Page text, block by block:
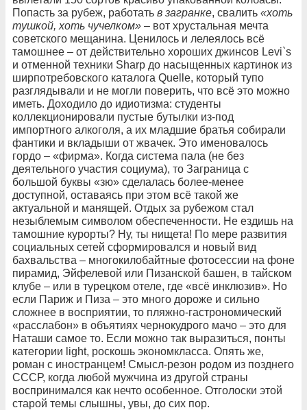
Попасть за рубеж, работать в загранке, свалить «хоть
тушкой, хоть чучелком» – вот хрустальная мечта
советского мещанина. Ценилось и лелеялось всё
тамошнее – от действительно хороших джинсов Levi`s
и отменной техники Sharp до насыщенных картинок из
ширпотребовского каталога Quelle, который тупо
разглядывали и не могли поверить, что всё это можно
иметь. Доходило до идиотизма: студенты
коллекционировали пустые бутылки из-под
импортного алкоголя, а их младшие братья собирали
фантики и вкладыши от жвачек. Это именовалось
гордо – «фирма». Когда система пала (не без
деятельного участия социума), то Заграница с
большой буквы «зю» сделалась более-менее
доступной, оставаясь при этом всё такой же
актуальной и манящей. Отдых за рубежом стал
незыблемым символом обеспеченности. Не ездишь на
тамошние курорты? Ну, ты нищета! По мере развития
социальных сетей сформировался и новый вид
бахвальства – многокилобайтные фотосессии на фоне
пирамид, Эйфелевой или Пизанской башен, в тайском
клубе – или в турецком отеле, где «всё инклюзив». Но
если Париж и Пиза – это много дороже и сильно
сложнее в восприятии, то пляжно-гастрономический
«расслабон» в объятиях чернокудрого мачо – это для
Наташи самое то. Если можно так выразиться, понты
категории light, роскошь экономкласса. Опять же,
роман с иностранцем! Смысл-резон родом из позднего
СССР, когда любой мужчина из другой страны
воспринимался как нечто особенное. Отголоски этой
старой темы слышны, увы, до сих пор.